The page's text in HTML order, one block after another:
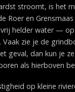
stroomt, is het
Roer en
helder water — op
Vaak zie je de
geval, dan kun je
als hierboven
op kleine